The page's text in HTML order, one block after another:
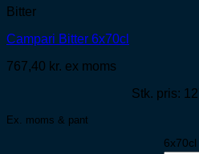
Bitter
Campari Bitter 6x70cl
767,40 kr. ex moms
Stk. pris:
Ex. moms & pant
6x70cl